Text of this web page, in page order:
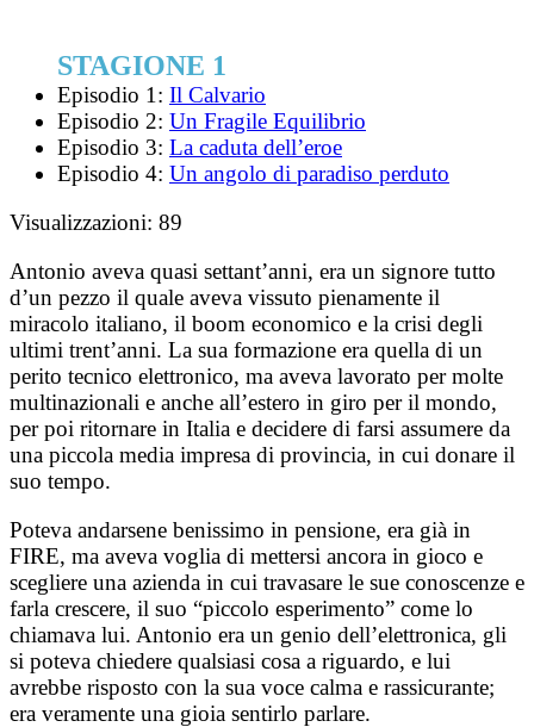
STAGIONE 1
Episodio 1: Il Calvario
Episodio 2: Un Fragile Equilibrio
Episodio 3: La caduta dell’eroe
Episodio 4: Un angolo di paradiso perduto
Visualizzazioni: 89
Antonio aveva quasi settant’anni, era un signore tutto
d’un pezzo il quale aveva vissuto pienamente il
miracolo italiano, il boom economico e la crisi degli
ultimi trent’anni. La sua formazione era quella di un
perito tecnico elettronico, ma aveva lavorato per molte
multinazionali e anche all’estero in giro per il mondo,
per poi ritornare in Italia e decidere di farsi assumere da
una piccola media impresa di provincia, in cui donare il
suo tempo.
Poteva andarsene benissimo in pensione, era già in
FIRE, ma aveva voglia di mettersi ancora in gioco e
scegliere una azienda in cui travasare le sue conoscenze e
farla crescere, il suo “piccolo esperimento” come lo
chiamava lui. Antonio era un genio dell’elettronica, gli
si poteva chiedere qualsiasi cosa a riguardo, e lui
avrebbe risposto con la sua voce calma e rassicurante;
era veramente una gioia sentirlo parlare.